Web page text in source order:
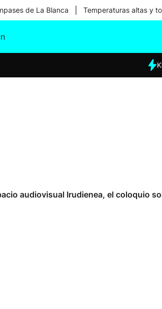
de La Blanca Temperaturas altas y
audiovisual Irudienea, el coloquio